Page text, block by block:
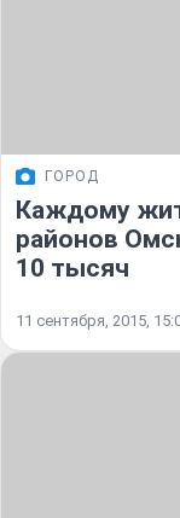
ГОРОД
Каждому
районов
10 тысяч
11 сентября, 2015,